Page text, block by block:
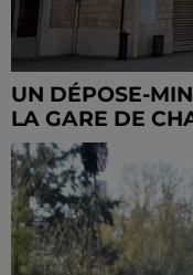
UN DÉPOSE-
LA GARE DE